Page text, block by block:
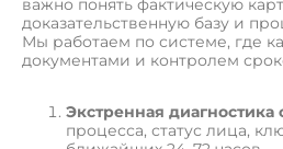
важно понять фактическую
доказательственную базу и
Мы работаем по системе, где
документами и контролем
Экстренная диагностика
процесса, статус лица,